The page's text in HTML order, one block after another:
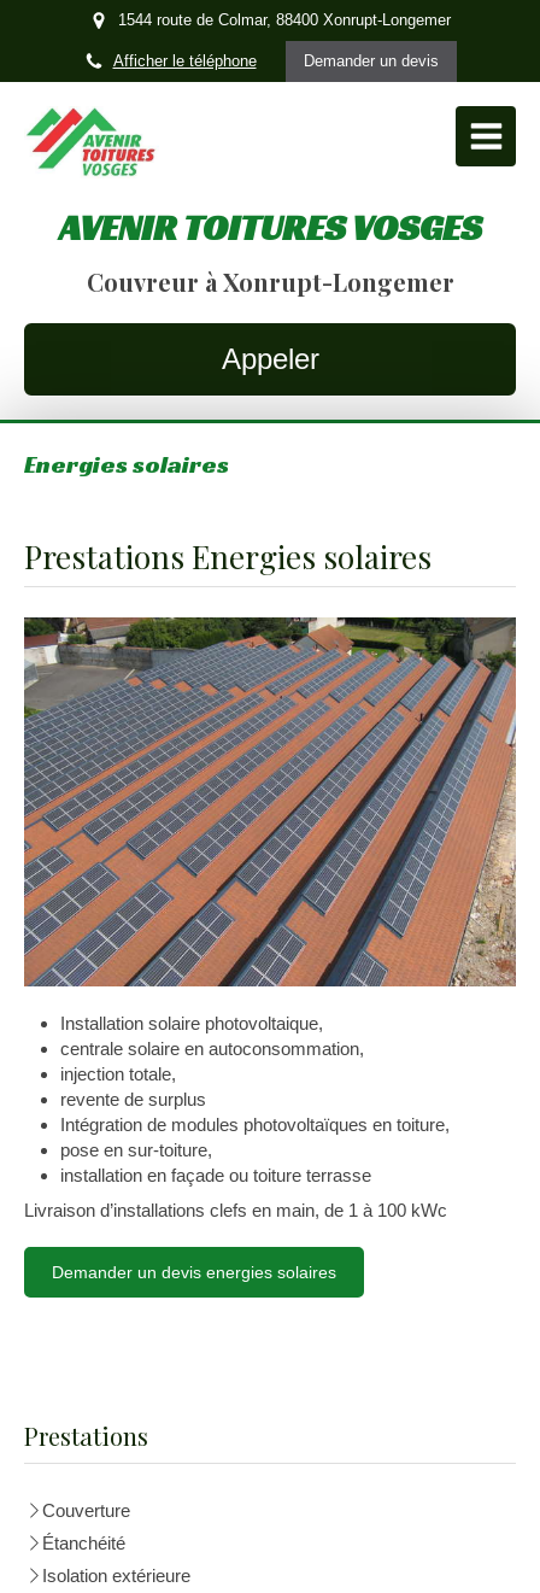
1544 route de Colmar, 88400 Xonrupt-Longemer
Afficher le téléphone Demander un devis
AVENIR TOITURES VOSGES
Couvreur à Xonrupt-Longemer
Appeler
Energies solaires
Prestations Energies solaires
Installation solaire photovoltaique,
centrale solaire en autoconsommation,
injection totale,
revente de surplus
Intégration de modules photovoltaïques en toiture,
pose en sur-toiture,
installation en façade ou toiture terrasse
Livraison d’installations clefs en main, de 1 à 100 kWc
Demander un devis energies solaires
Prestations
Couverture
Étanchéité
Isolation extérieure